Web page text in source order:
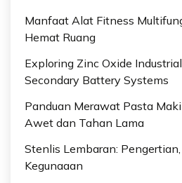
Manfaat Alat Fitness
Hemat Ruang
Exploring Zinc Oxide
Secondary Battery Systems
Panduan Merawat Pasta
Awet dan Tahan Lama
Stenlis Lembaran:
Kegunaaan